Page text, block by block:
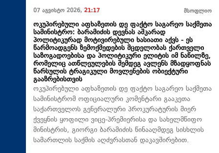
07 აგვისტო 2026, 21:17 მსოფლიო
ოკუპირებული აფხაზეთის დე ფაქტო საგარეო საქმეთა
სამინისტრო: ბარამიძის დევნას აშკარად
პოლიტიკურად მოტივირებული ხასიათი აქვს - ეს
წარმოადგენს ზემოქმედების მცდელობას ქართველი
საზოგადოებისა და პოლიტიკური ელიტის იმ ნაწილზე,
რომელიც ათწლეულების შემდეგ ავლენს მზადყოფნას
წარსულის ტრაგიკული მოვლენების ობიექტური
გააზრებისთვის
ოკუპირებული აფხაზეთის დე ფაქტო საგარეო საქმეთა
სამინისტრომ ოფიციალური კომენტარი გააკეთა
საქართველოს გენერალური პროკურატურის მიერ
ქვეყნის ყოფილი ვიცე-პრემიერისა და სახელმწიფო
მინისტრის, გიორგი ბარამიძის წინააღმდეგ სისხლის
სამართლის საქმის აღძვრასთან დაკავშირებით.